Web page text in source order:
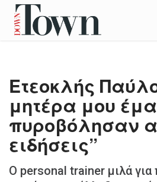
Ετεοκλής
μητέρα μου
πυροβόλησαν
ειδήσεις”
Ο personal trainer μιλά